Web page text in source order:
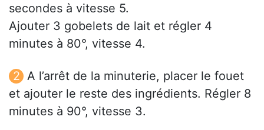
secondes à vitesse 5.
Ajouter 3 gobelets de lait et régler 4
minutes à 80°, vitesse 4.
A l’arrêt de la minuterie, placer le fouet
et ajouter le reste des ingrédients. Régler 8
minutes à 90°, vitesse 3.